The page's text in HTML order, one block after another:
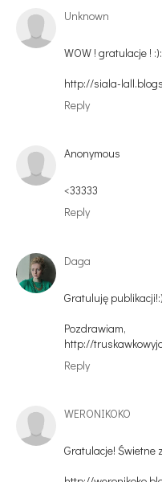
Unknown
WOW ! gratulacje !
http://siala-
Reply
Anonymous
<33333
Reply
Daga
Gratuluję
Pozdrawiam,
http://
Reply
WERONIKOKO
Gratulacje! Świetne